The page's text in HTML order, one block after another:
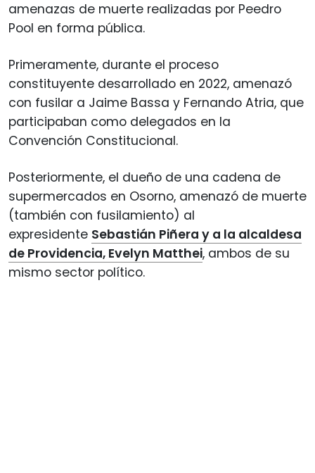
amenazas de muerte realizadas por Peedro
Pool en forma pública.
Primeramente, durante el proceso
constituyente desarrollado en 2022, amenazó
con fusilar a Jaime Bassa y Fernando Atria, que
participaban como delegados en la
Convención Constitucional.
Posteriormente, el dueño de una cadena de
supermercados en Osorno, amenazó de muerte
(también con fusilamiento) al
expresidente Sebastián Piñera y a la alcaldesa
de Providencia, Evelyn Matthei, ambos de su
mismo sector político.